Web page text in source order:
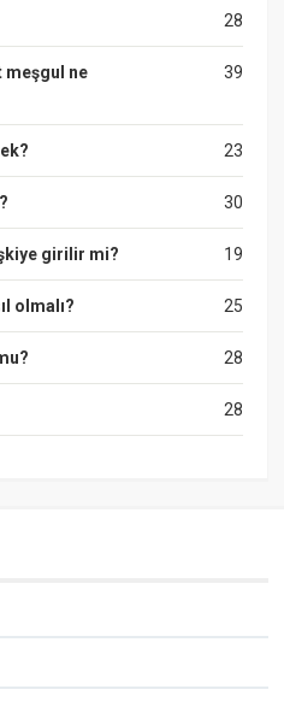
28
39
meşgul ne
23
30
19
girilir mi?
25
olmalı?
28
28